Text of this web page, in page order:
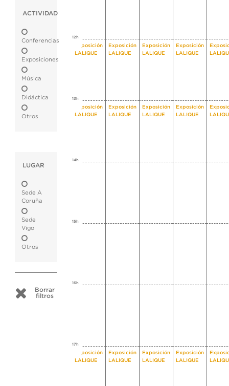
ACTIVIDAD
Conferencias
Exposiciones
Música
Didáctica
Otros
LUGAR
Sede A
Coruña
Sede
Vigo
Otros
Borrar
filtros
12h
Exposición
LALIQUE
Exposición
LALIQUE
Exposición
LALIQUE
Exposición
LALIQUE
13h
Exposición
LALIQUE
Exposición
LALIQUE
Exposición
LALIQUE
Exposición
LALIQUE
14h
15h
16h
17h
Exposición
LALIQUE
Exposición
LALIQUE
Exposición
LALIQUE
Exposición
LALIQUE